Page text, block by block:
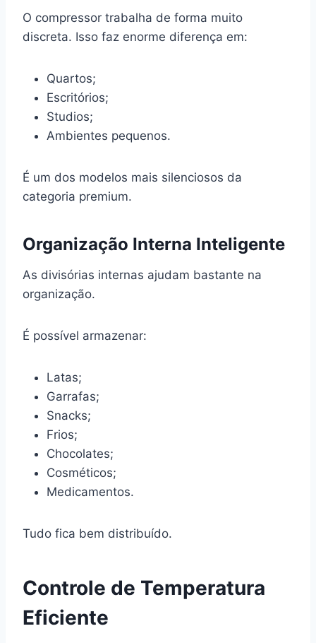
O compressor trabalha de forma muito
discreta. Isso faz enorme diferença em:
Quartos;
Escritórios;
Studios;
Ambientes pequenos.
É um dos modelos mais silenciosos da
categoria premium.
Organização Interna Inteligente
As divisórias internas ajudam bastante na
organização.
É possível armazenar:
Latas;
Garrafas;
Snacks;
Frios;
Chocolates;
Cosméticos;
Medicamentos.
Tudo fica bem distribuído.
Controle de Temperatura
Eficiente